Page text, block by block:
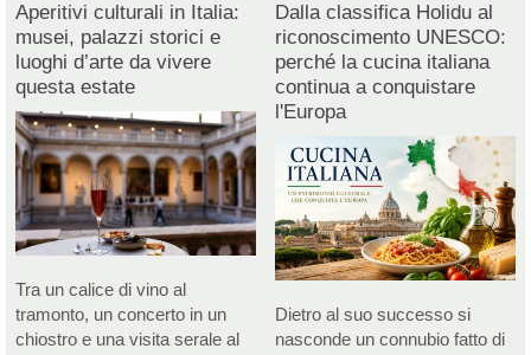
Aperitivi culturali in Italia:
musei, palazzi storici e
luoghi d’arte da vivere
questa estate
Tra un calice di vino al
tramonto, un concerto in un
chiostro e una visita serale al
Dalla classifica Holidu al
riconoscimento UNESCO:
perché la cucina italiana
continua a conquistare
l'Europa
Dietro al suo successo si
nasconde un connubio fatto di